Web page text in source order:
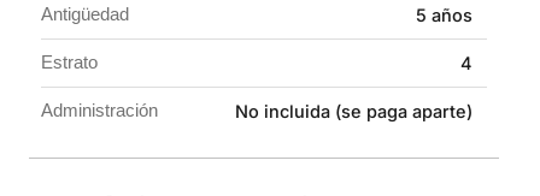
Antigüedad 5 años
Estrato 4
Administración No incluida (se paga aparte)